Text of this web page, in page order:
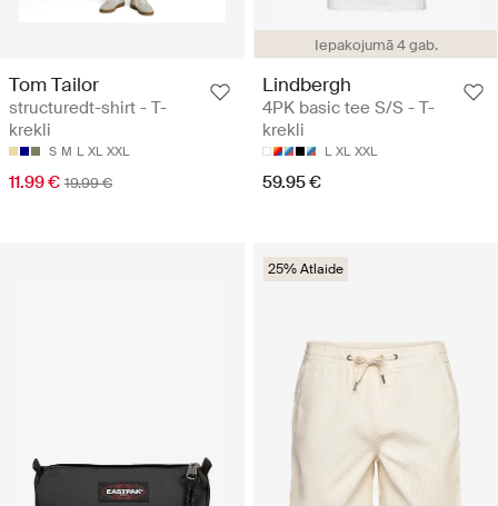
Tom Tailor
structuredt-shirt - T-
krekli
S M L XL XXL
11.99 € 19.99 €
Iepakojumā 4 gab.
Lindbergh
4PK basic tee S/S - T-
krekli
L XL XXL
59.95 €
25% Atlaide